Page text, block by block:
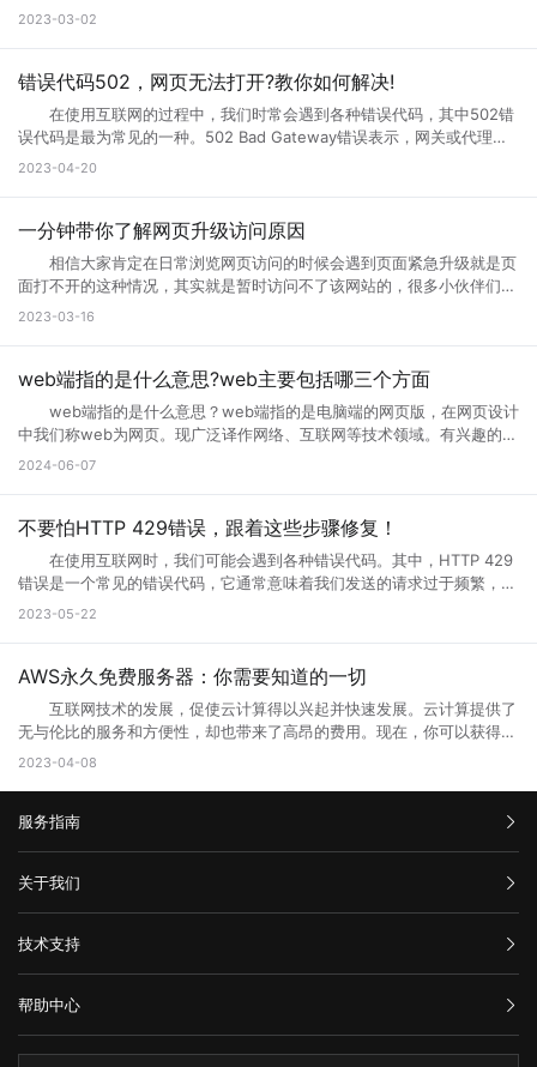
互联网网页在正常使用过程中是不会出现这种问题的。那么如果遇到页面
问页面，就是用户们正在访问的网页正在进行升级，暂时不可能进行访问
等操作，一般来说互联网的网页使用过程中会出现各种问题的，网页建设
者们会通过升级访问提升网页的流畅度，让大家后续访问过程中更加顺
畅。这样上网就不会太卡了。 页面访问界面升级通知怎么设置出现页
面访问升级通知中，可以首先打开这个永久访问页面，然后点击升级按
钮，点击升级以后，网络就会自动的升级的，如果手机不会自动升级的
话，就点击手动升级，大概等五分钟之后它就会自动的升级了。重复多
次，通过以上方式就可以打开需要访问的页面。 页面访问升级出
错? 有几个情况会导致这个现象出现： 1.你的网速过慢，网页代
码没有完全下载就运行了，导致不完整，当然就错误了。请刷新。 2.
网页设计错误，导致部分代码不能执行。请下载最新的遨游浏览器。
器。 4.你的IE浏览器缓存出错，请右键点击桌面IE浏览器，选择属
性，在常规页面里，点击删除文件这个按钮，选择全部删除，并且点击删
分代码没有完全下载就提示浏览器完毕，导致错误。 你可以多刷新，或
者换一个网速比较好的时候访问(前提是这个网站是个大网站，不会出现
问题2) 6.qq空间目前在升级5.0版本，会出现一点小问题..请不用担
心，到10月份更新完毕后,所有问题都会解决的。 以上就是遇到页面
网站问题，也有可能只是网站正在升级，升级也是为了更好的保证用户访
问以及使用体验。当然也是为了安全性能，服务器软件功能会随着版本的
更新而提升。当现有的网站功能不能满足访问需求的时候也会及时升级提
2023-03-02
错误代码502，网页无法打开?教你如何解决!
在使用互联网的过程中，我们时常会遇到各种错误代码，其中502错
误代码是最为常见的一种。502 Bad Gateway错误表示，网关或代理服
务无法将请求发送到上游服务器。那么，错误代码502是什么意思?错误
到的响应无效或不完整。通常，这种情况发生在文件太大或处理速度太慢
的高流量网站上。例如，当您访问一个具有高流量的网站时，您的请求将
被发送到它的代理服务器。如果代理服务器在尝试访问网站时无法从上游
服务器获取完整的响应，则会生成502错误代码。 502错误代码通常
是由代理服务器、网关或负载均衡器等设备导致的，而不是由您的计算机
或网络连接引起的。这意味着您只能为自己的网络连接做些有限的调整，
但无法修复网关响应错误。 二、错误代码502的可能原因 1、上
游服务器返回的响应无效或不完整 当请求通过代理服务器到达上游服
务器时，服务器有时会出现响应故障。这可能是因为服务器正在忙于处理
请求，或者因为出现其他问题造成了响应不完整。如果代理服务器无法从
上游服务器获取完整的响应，则表现为502错误代码。 2、代理服务
未正确配置，则会导致出现502错误。如果代理服务器或网关未得到正确
配置，将无法正常地从上游服务器获取响应。 3、网络连接问题
果您的互联网连接出现问题或受到网络中断的干扰，则可能导致您的请求
无法成功连接到代理服务器或网关，这会导致错误代码502的出现。
三、如何解决错误代码502 1、刷新页面 首先尝试刷新网页。因
为502错误代码可能是由临时问题引起的，例如超载的服务器或墙壁上的
您的网络连接是否正常。您可以尝试与其他网站进行通信，以确定问题是
否出现在本地网络连接中。如果您的其他网站可以工作，但一个特定的网
站不起作用，那么很可能是这个网站出现了502错误。 3、清除浏览
使用其他网络连接 尝试切换到其他网络连接，例如在使用Wi-Fi时尝
试使用移动数据。通过使用其他网络连接，您可以确定是否存在网络连接
需要联系网站管理员寻求帮助。他们可以告诉您更多关于错误代码502的
信息，并提供解决方法。 在互联网时代，我们经常会遇到502错误代
码。这意味着请求未能正确连接到上游服务器，通常是由代理服务器、网
关或网络连接问题引起的。为了解决这个问题，我们可以尝试刷新网页、
检查网络连接、清除浏览器缓存、暂时使用其他网络连接或联系网站管理
员。希望本文能帮助您了解并解决错误代码502问题。
2023-04-20
一分钟带你了解网页升级访问原因
相信大家肯定在日常浏览网页访问的时候会遇到页面紧急升级就是页
面打不开的这种情况，其实就是暂时访问不了该网站的，很多小伙伴们搞
不清楚网页升级访问是什么意思，也不知道网页升级访问原因?其实这种
小编一起来详细了解下吧! 网页升级访问是什么意思? 所谓的网页
升级访问，就是用户们正在访问的网页正在进行升级，暂时不可能进行访
问等操作，一般来说互联网的网页使用过程中会出现各种问题的，网页建
设者们会通过升级访问提升网页的流畅度，让大家后续访问过程中更加顺
畅。 网页升级访问升级原因 1、 每个网站的站长都是希望把自己
的网站做大做强的，当网站的流量高了以后网站的后台服务器可能无法接
纳大量的网友访问，这时候就需要升级网站了，升级以接纳更多的网友访
问网站。 2、 网站营运一段时间后，由于网络技术的发展以及网络服
务器环境的改变，原网页可能出现兼容性、功能与用户体验上的缺陷，为
了更长远的发展就需要升级访问页面了。 3、 现在的网络发展很快，
网站的设计与服务器安全的水平可能还停留在比较老的水平，页面的升级
对于网站优化：网站进行META标记优化,W3C标准优化,搜索引擎优化等
合理优化操作，使网站在页面的布局、结构与内容方面都对用户与搜索引
站的安全与维护：页面安全方面的升级能有效的防止黑客入侵，造成网站
破坏，数据损坏，商业机密泄露，客户资料丢失等损失;页面升级对于内
容更新调整，网页X信息清理，网络速度提升等网站维护操作;定期检查企
业网络和计算机工作状态，降低系统故障率;网站系统遭遇突发严重故障
而导致网络系统崩溃后，在最短的时间内进行恢复;在重要的文件资料、
数据被误删或遭病毒感染、黑客破坏后，通过技术手段尽力抢救，争取恢
复。 以上就是关于页面升级访问的原因以及解决方法全部内容，其实
很多网站都是需要升级优化的，为了的就是可以满足各种用户的需求，也
务器无法接纳新用户访问的时候，更需要及时进行页面访问升级，希望本
文可以帮助到大家。
2023-03-16
web端指的是什么意思?web主要包括哪三个方面
web端指的是什么意思？web端指的是电脑端的网页版，在网页设计
中我们称web为网页。现广泛译作网络、互联网等技术领域。有兴趣的小
伙伴赶紧跟着小编一起学习下。 web端指的是什么意思？ “Web
各种类型的应用程序或服务，包括网页应用、在线商店、社交媒体平台、
电子邮件客户端等。 这些应用程序或服务通过Web浏览器（如
Google Chrome、Mozilla Firefox、Microsoft Edge等）在用户的计算
机或移动设备上运行。Web端的优势之一是它的跨平台性，因为用户只需
要一个支持Web浏览器的设备即可访问和使用。 这意味着无论是在桌
面电脑、笔记本电脑、平板电脑还是智能手机上，只需打开浏览器并输入
相应的Web地址，用户即可访问Web应用程序或服务。 相比于传统的
本地应用程序，Web端的应用程序不需要在用户设备上安装，而是通过互
联网直接提供服务。这使得Web端应用程序的更新和维护更加方便，用户
可以享受到实时的功能更新和改进。 web主要包括哪三个方面？
Web主要包括三个方面，分别是结构（Structure）、表现
构：指的是网页的骨架，即HTML代码，它定义了网页的基本结构和内
即CSS（级联样式表）的使用。CSS用于控制网页的布局、颜色、字体等
视觉效果，使网页看起来更加美观和吸引人。 行为：指的是网页与用
户交互的方式，即JavaScript的使用。JavaScript是一种脚本语言，它允
许网页对用户的操作做出响应，如点击按钮、滚动页面等，从而提供更加
丰富的交互体验。 这三个方面相互依赖，共同决定了Web的外观、功
能和用户体验。 web端指的是什么意思？看完文章就能清楚知道了，
思。现广泛译作网络、互联网等技术领域。
2024-06-07
不要怕HTTP 429错误，跟着这些步骤修复！
在使用互联网时，我们可能会遇到各种错误代码。其中，HTTP 429
错误是一个常见的错误代码，它通常意味着我们发送的请求过于频繁，服
务器无法响应。那么你知道什么是HTTP 429错误?HTTP 429错误如何修
户端发送的请求次数过于频繁。这种错误通常发生在需要进行频繁请求的
应用程序中，例如网站爬虫、API调用等。 在HTTP请求中，服务器会
返回一个状态码，用于表示请求的结果。HTTP 429错误对应的状态码是
429。当客户端发送的请求超过服务器限制时，服务器就会返回这个状态
码。 二、为什么会出现HTTP 429错误? HTTP 429错误通常是由
以下原因造成的： 1. 请求过于频繁：当客户端发送的请求过于频繁
时，服务器无法处理这么多请求，就会返回HTTP 429错误。 2. 服务
器限制：有些服务器为了防止恶意攻击，会设置一些限制，例如每秒钟只
允许发送一定数量的请求。如果客户端发送的请求超过了这个限制，服务
器就会返回HTTP 429错误。 3. 网络不稳定：如果网络不稳定，客户
取以下一些方法来修复： 1. 增加请求间隔时间：当客户端发送的请求
过于频繁时，可以增加请求间隔时间，减少请求的数量。 2. 减少请
求次数：如果客户端发送的请求超过了服务器限制，可以减少请求的数
量，以满足服务器的限制要求。 3. 检查API调用的频率：如果HTTP
429错误发生在API调用中，我们可以检查API调用的频率，是否超出了
API提供商的限制。 4. 检查网络连接：如果HTTP 429错误是由网络
2023-05-22
AWS永久免费服务器：你需要知道的一切
互联网技术的发展，促使云计算得以兴起并快速发展。云计算提供了
无与伦比的服务和方便性，却也带来了高昂的费用。现在，你可以获得一
些AWS永久免费服务器，使你能够在开发和测试新的应用程序时节省不少
Web Services)是亚马逊提供的一种基于云平台的服务。AWS永久免费计
计算服务。免费计划提供750个小时的EC2实例。 2. Amazon S3：
在AWS上创建和管理存储桶，对于不超过5GB的数据存储和处理是免费
的。 3. AWS Lambda：以事件驱动的方式在云中运行代码，免费计
计划提供每月25个WCU和25个RCU。 5. Amazon Glacier：用于非
免费的。 6. Amazon CloudFront：AWS的全球内容分发网络
2023-04-08
服务指南
汇款信息
购买流程
服务条款
关于我们
公司介绍
举报中心
隐私声明
技术支持
网站备案
技术文档
帮助中心
服务器问题